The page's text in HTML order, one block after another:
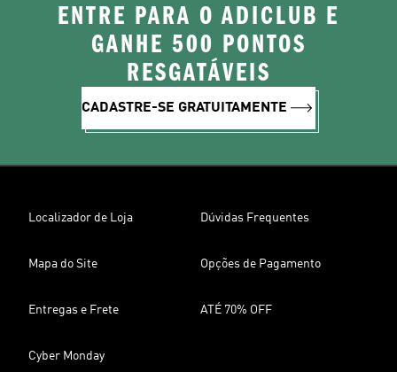
ENTRE PARA O ADICLUB E
GANHE 500 PONTOS
RESGATÁVEIS
CADASTRE-SE GRATUITAMENTE
Localizador de Loja Dúvidas Frequentes
Mapa do Site Opções de Pagamento
Entregas e Frete ATÉ 70% OFF
Cyber Monday